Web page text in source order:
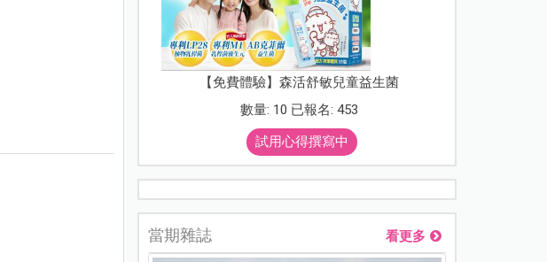
【免費體驗】森活舒敏兒童益生菌
數量: 10 已報名: 453
試用心得撰寫中
當期雜誌 看更多